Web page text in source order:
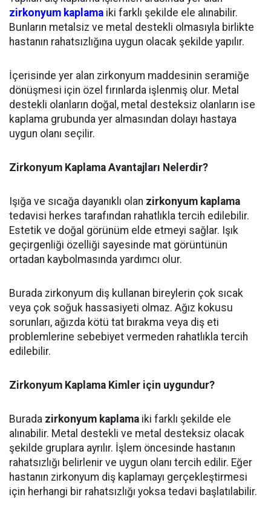
zirkonyum kaplama iki farklı şekilde ele alınabilir.
Bunların metalsiz ve metal destekli olmasıyla birlikte
hastanın rahatsızlığına uygun olacak şekilde yapılır.
İçerisinde yer alan zirkonyum maddesinin seramiğe
dönüşmesi için özel fırınlarda işlenmiş olur. Metal
destekli olanların doğal, metal desteksiz olanların ise
kaplama grubunda yer almasından dolayı hastaya
uygun olanı seçilir.
Zirkonyum Kaplama Avantajları Nelerdir?
Işığa ve sıcağa dayanıklı olan zirkonyum kaplama
tedavisi herkes tarafından rahatlıkla tercih edilebilir.
Estetik ve doğal görünüm elde etmeyi sağlar. Işık
geçirgenliği özelliği sayesinde mat görüntünün
ortadan kaybolmasında yardımcı olur.
Burada zirkonyum diş kullanan bireylerin çok sıcak
veya çok soğuk hassasiyeti olmaz. Ağız kokusu
sorunları, ağızda kötü tat bırakma veya diş eti
problemlerine sebebiyet vermeden rahatlıkla tercih
edilebilir.
Zirkonyum Kaplama Kimler için uygundur?
Burada zirkonyum kaplama iki farklı şekilde ele
alınabilir. Metal destekli ve metal desteksiz olacak
şekilde gruplara ayrılır. İşlem öncesinde hastanın
rahatsızlığı belirlenir ve uygun olanı tercih edilir. Eğer
hastanın zirkonyum diş kaplamayı gerçekleştirmesi
için herhangi bir rahatsızlığı yoksa tedavi başlatılabilir.